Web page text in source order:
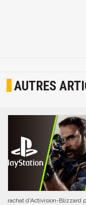
AUTRES
rachat d'Activision-Blizzard